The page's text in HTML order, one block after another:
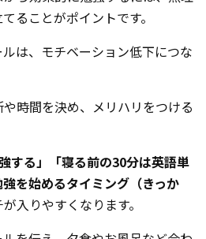
ることがポイントです。
は、モチベーション低下につな
時間を決め、メリハリをつける
する」「寝る前の30分は英語単
を始めるタイミング（きっか
入りやすくなります。